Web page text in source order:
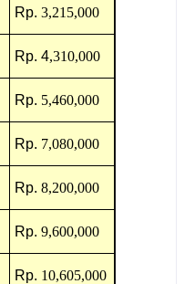
Rp. 3,215,000
Rp. 4,310,000
Rp. 5,460,000
Rp. 7,080,000
Rp. 8,200,000
Rp. 9,600,000
Rp. 10,605,000